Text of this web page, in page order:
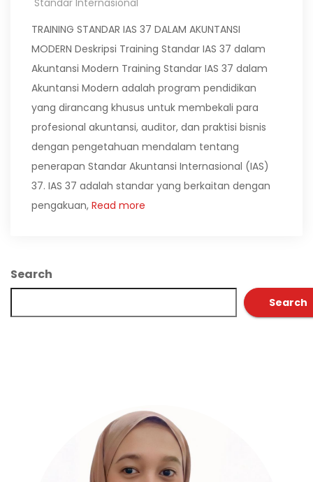
Standar Internasional
TRAINING STANDAR IAS 37 DALAM AKUNTANSI
MODERN Deskripsi Training Standar IAS 37 dalam
Akuntansi Modern Training Standar IAS 37 dalam
Akuntansi Modern adalah program pendidikan
yang dirancang khusus untuk membekali para
profesional akuntansi, auditor, dan praktisi bisnis
dengan pengetahuan mendalam tentang
penerapan Standar Akuntansi Internasional (IAS)
37. IAS 37 adalah standar yang berkaitan dengan
pengakuan, Read more
Search
Search